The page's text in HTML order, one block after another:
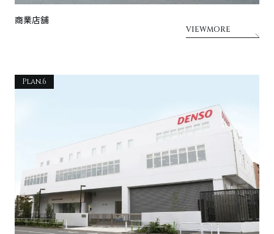
商業店舗
VIEWMORE
Plan.6